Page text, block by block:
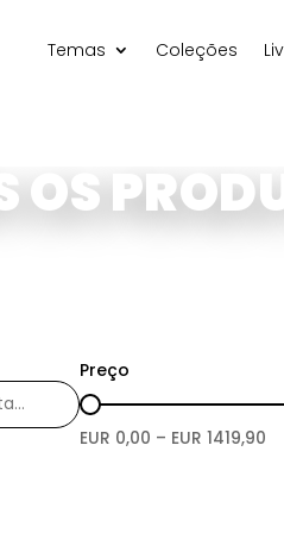
Temas Coleções
OS
Preço
EUR 0,00 – EUR1419,90